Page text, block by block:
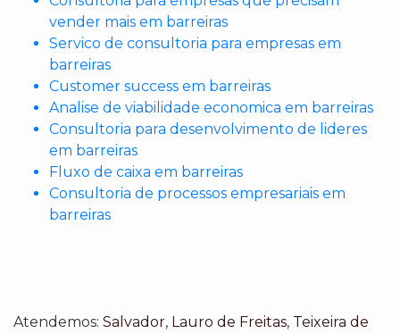
vender mais em barreiras
Servico de consultoria para empresas em
barreiras
Customer success em barreiras
Analise de viabilidade economica em barreiras
Consultoria para desenvolvimento de lideres
em barreiras
Fluxo de caixa em barreiras
Consultoria de processos empresariais em
barreiras
Atendemos: Salvador, Lauro de Freitas, Teixeira de